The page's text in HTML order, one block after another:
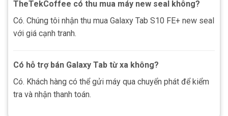
TheTekCoffee có thu mua máy new seal không?
Có. Chúng tôi nhận thu mua Galaxy Tab S10 FE+ new seal
với giá cạnh tranh.
Có hỗ trợ bán Galaxy Tab từ xa không?
Có. Khách hàng có thể gửi máy qua chuyển phát để kiểm
tra và nhận thanh toán.